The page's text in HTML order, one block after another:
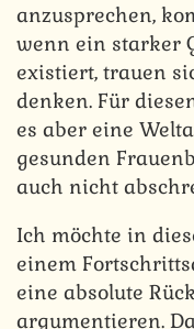
anzusprechen,
wenn ein starker
existiert, trauen
denken. Für
es aber eine
gesunden
auch nicht
Ich möchte in
einem
eine absolute
argumentieren.